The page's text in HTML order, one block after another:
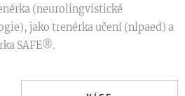
(neurolingvistické
jako trenérka učení (nlpaed) a
SAFE®.